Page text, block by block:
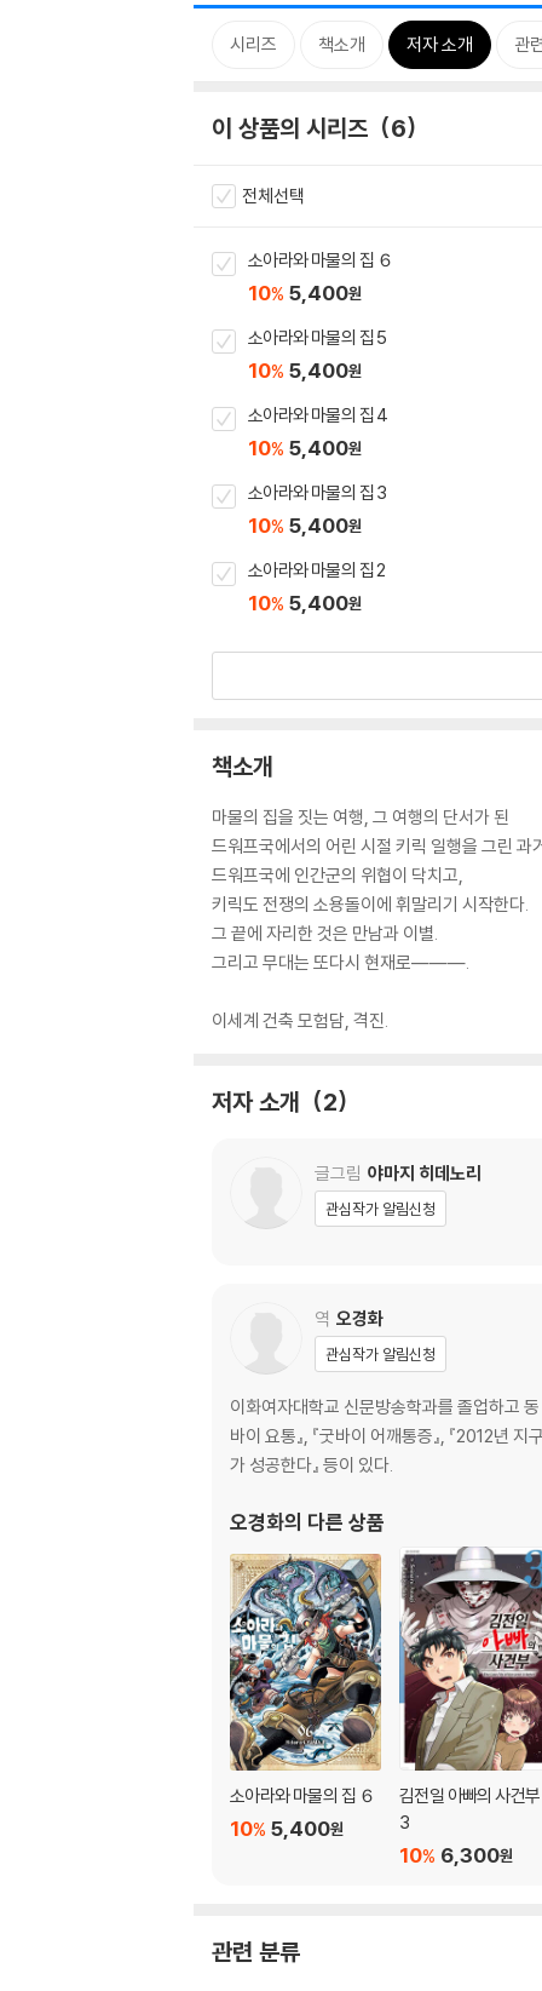
시리즈 책소개 저자 소개 관
이 상품의 시리즈 6
전체선택
소아라와 마물의 집 ６
10% 5,400원
소아라와 마물의 집 5
10% 5,400원
소아라와 마물의 집 4
10% 5,400원
소아라와 마물의 집 3
10% 5,400원
소아라와 마물의 집 2
10% 5,400원
책소개
마물의 집을 짓는 여행, 그 여행의 단서가 된
드워프국에서의 어린 시절 키릭 일행을 그린 과
드워프국에 인간군의 위협이 닥치고,
키릭도 전쟁의 소용돌이에 휘말리기 시작한다.
그 끝에 자리한 것은 만남과 이별.
그리고 무대는 또다시 현재로―――.
이세계 건축 모험담, 격진.
저자 소개 2
글그림 야마지 히데노리
관심작가 알림신청
역 오경화
관심작가 알림신청
이화여자대학교 신문방송학과를 졸업하고
바이 요통』, 『굿바이 어깨통증』, 『2012년
가 성공한다』 등이 있다.
오경화의 다른 상품
소아라와 마물의 집 ６
5,400원
10%
김전일 아빠의 사건부
3
6,300원
10%
관련 분류